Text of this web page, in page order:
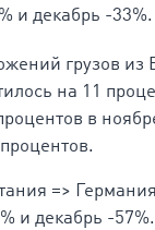
и декабрь -33%.
грузов из
на 11
в
=>
и декабрь -57%.